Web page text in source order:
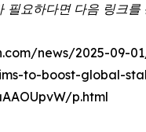
필요하다면 다음 링크를
news/2025-09-
to-boost-global-
p.html